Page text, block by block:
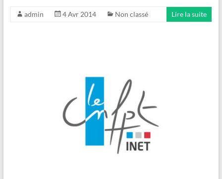
admin 4 Avr 2014 Non classé Lire la suite